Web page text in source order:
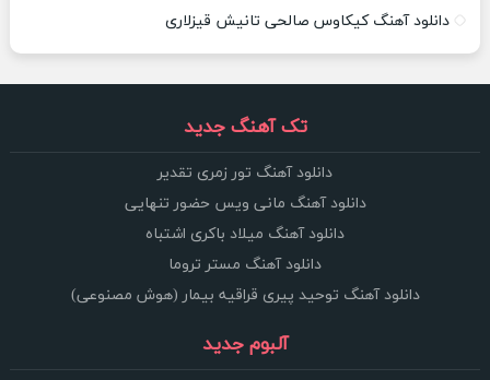
دانلود آهنگ کیکاوس صالحی تانیش قیزلاری
تک آهنگ جدید
دانلود آهنگ تور زمری تقدیر
دانلود آهنگ مانی ویس حضور تنهایی
دانلود آهنگ میلاد باکری اشتباه
دانلود آهنگ مستر تروما
دانلود آهنگ توحید پیری قراقیه بیمار (هوش مصنوعی)
آلبوم جدید